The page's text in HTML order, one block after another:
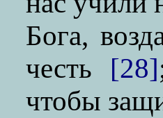
Бога,
честь [28]
чтобы